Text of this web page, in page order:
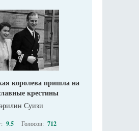
королева пришла на
крестины
Суизи
9.5 Голосов: 712